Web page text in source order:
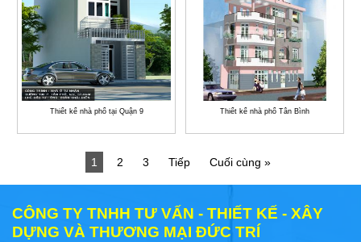
Thiết kế nhà phố tại Quận 9 Thiết kế nhà phố Tân Bình
1 2 3 Tiếp Cuối cùng »
CÔNG TY TNHH TƯ VẤN - THIẾT KẾ - XÂY
DỰNG VÀ THƯƠNG MẠI ĐỨC TRÍ